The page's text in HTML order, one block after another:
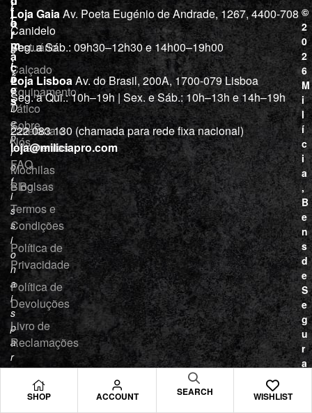
SHOP ACCOUNT SEARCH WISHLIST
i
l
í
c
i
a
“
D
e
p
r
o
f
i
s
s
i
o
n
a
i
s
p
a
r
a
j
a
Vestuário
Calçado
Equipamento
Tático
Cutelaria e
ferramentas
Mochilas
e Bolsas
f
o
r
m
a
ç
õ
e
s
Sobre
Nós
FAQ
Blog
Termos e
Condições
Política de
Privacidade
Política de
Devoluções
Livro de
Reclamações
Loja GaiaAv. Poeta Eugénio de Andrade, 1267, 4400-708
Canidelo
Seg. a Sáb.: 09h30–12h30 e 14h00–19h00
Loja LisboaAv. do Brasil, 200A, 1700-079 Lisboa
Seg. a Qui.: 10h–19h | Sex. e Sáb.: 10h–13h e 14h–19h
222 083 130 (chamada para rede fixa nacional)
loja@miliciapro.com
©
2
0
2
6
M
i
l
í
c
i
a
,
B
e
n
s
d
e
S
e
g
u
r
a